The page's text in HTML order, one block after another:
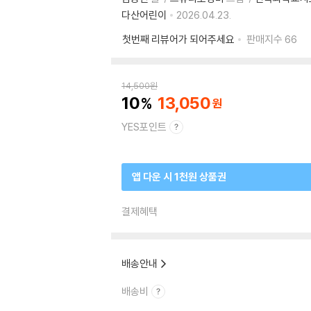
다산어린이
2026.04.23.
첫번째 리뷰어가 되어주세요
판매지수 66
14,500원
10 13,050
YES포인트
앱 다운 시 1천원 상품권
결제혜택
배송안내
배송비